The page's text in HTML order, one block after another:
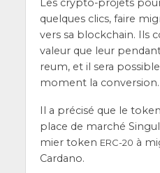
quelques clics, faire
vers sa blo­ck­chain. Ils
valeur que leur
reum, et il sera
moment la conversion.
Il a pré­ci­sé que le token
place de mar­ché
mier token ERC-20 à
Cardano.